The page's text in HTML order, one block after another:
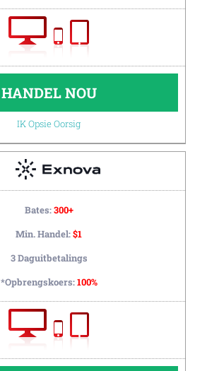
HANDEL NOU
IK Opsie Oorsig
Bates:300+
Min. Handel:$1
3 Daguitbetalings
*Opbrengskoers:100%